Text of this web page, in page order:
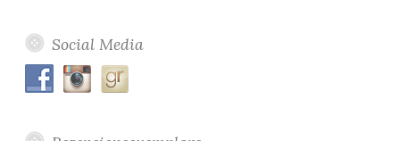
Social Media